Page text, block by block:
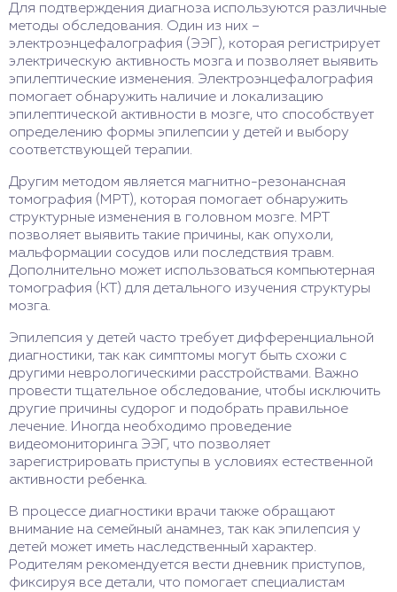
Для подтверждения диагноза используются различные
методы обследования. Один из них –
электроэнцефалография (ЭЭГ), которая регистрирует
электрическую активность мозга и позволяет выявить
эпилептические изменения. Электроэнцефалография
помогает обнаружить наличие и локализацию
эпилептической активности в мозге, что способствует
определению формы эпилепсии у детей и выбору
соответствующей терапии.
Другим методом является магнитно-резонансная
томография (МРТ), которая помогает обнаружить
структурные изменения в головном мозге. МРТ
позволяет выявить такие причины, как опухоли,
мальформации сосудов или последствия травм.
Дополнительно может использоваться компьютерная
томография (КТ) для детального изучения структуры
мозга.
Эпилепсия у детей часто требует дифференциальной
диагностики, так как симптомы могут быть схожи с
другими неврологическими расстройствами. Важно
провести тщательное обследование, чтобы исключить
другие причины судорог и подобрать правильное
лечение. Иногда необходимо проведение
видеомониторинга ЭЭГ, что позволяет
зарегистрировать приступы в условиях естественной
активности ребенка.
В процессе диагностики врачи также обращают
внимание на семейный анамнез, так как эпилепсия у
детей может иметь наследственный характер.
Родителям рекомендуется вести дневник приступов,
фиксируя все детали, что помогает специалистам